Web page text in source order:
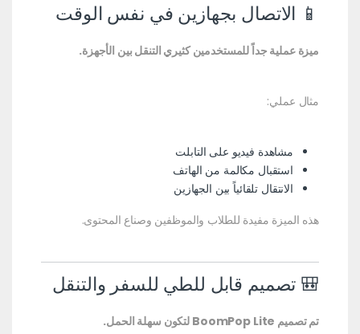
📱 الاتصال بجهازين في نفس الوقت
ميزة عملية جداً للمستخدمين كثيري التنقل بين الأجهزة.
مثال عملي:
مشاهدة فيديو على التابلت
استقبال مكالمة من الهاتف
الانتقال تلقائياً بين الجهازين
هذه الميزة مفيدة للطلاب والموظفين وصناع المحتوى.
🎒 تصميم قابل للطي للسفر والتنقل
تم تصميم BoomPop Lite لتكون سهلة الحمل.